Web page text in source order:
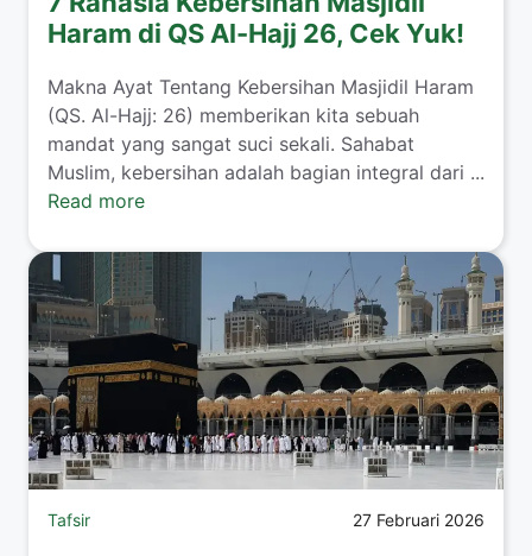
Haram di QS Al-Hajj 26, Cek Yuk!
Makna Ayat Tentang Kebersihan Masjidil Haram
(QS. Al-Hajj: 26) memberikan kita sebuah
mandat yang sangat suci sekali. Sahabat
Muslim, kebersihan adalah bagian integral dari ...
Read more
Tafsir 27 Februari 2026